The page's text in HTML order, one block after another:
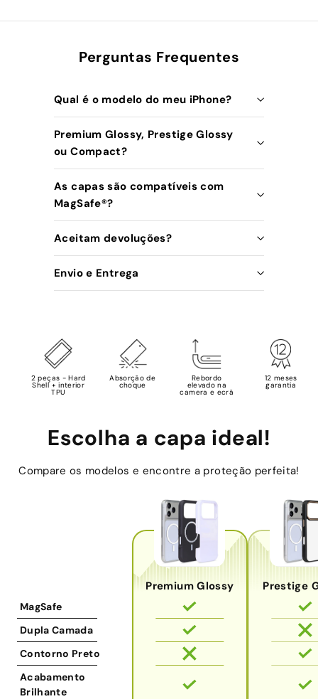
Perguntas Frequentes
Qual é o modelo do meu iPhone?
Premium Glossy, Prestige Glossy
ou Compact?
As capas são compatíveis com
MagSafe®️?
Aceitam devoluções?
Envio e Entrega
2 peças - Hard
Shell + interior
TPU
Absorção de
choque
Rebordo
elevado na
camera e ecrã
12 meses
garantia
Escolha a capa ideal!
Compare os modelos e encontre a proteção perfeita!
Premium Glossy Prestige
MagSafe
Dupla Camada
Contorno Preto
Acabamento
Brilhante